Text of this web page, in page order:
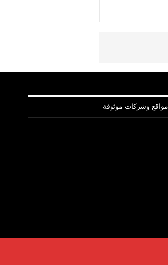
مواقع وشركات موثوقة